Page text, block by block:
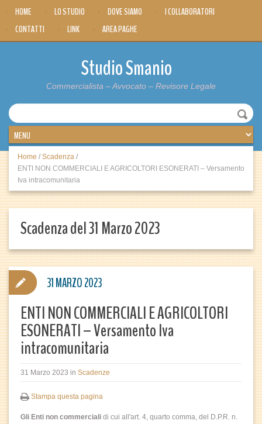
HOME LO STUDIO DOVE SIAMO
I COLLABORATORI
CONTATTI
LINK AREA PAGHE
Studio Smanio
Commercialista – Avvocato – Revisore Legale
Home / Scadenza /
ENTI NON COMMERCIALI E AGRICOLTORI ESONERATI – Versamento
Iva intracomunitaria
Scadenza del 31 Marzo 2023
ENTI NON COMMERCIALI E AGRICOLTORI
ESONERATI – Versamento Iva
intracomunitaria
31 Marzo 2023 in Scadenze
Stampa questa pagina
Gli Enti non commerciali di cui all'art. 4, quarto comma, del D.P.R. n.
31 MARZO 2023